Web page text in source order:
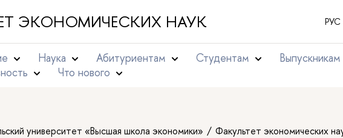
ЭКОНОМИЧЕСКИХ НАУК РУС
Наука Абитуриентам Студентам Выпускникам
Что нового
университет «Высшая школа экономики» Факультет экономических